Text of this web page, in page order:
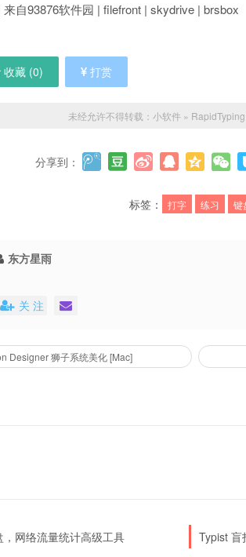
自93876软件园 | filefront | skydrive | brsbox
收藏 (0) 打赏
未经允许不得转载： 小软件»
分享到：
标签： 打字 练习 键
东方星雨
关 注
Designer 狮子系统美化 [Mac]
网络流量统计高级工具 Typist 盲